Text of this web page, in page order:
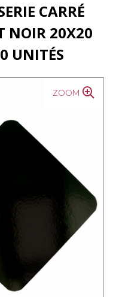
CARRÉ
NOIR 20X20
UNITÉS
ZOOM